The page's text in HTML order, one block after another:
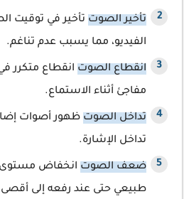
تأخير الصوت تأخير في توقيت
الفيديو، مما يسبب عدم تناغم.
انقطاع الصوت انقطاع متكرر
مفاجئ أثناء الاستماع.
تداخل الصوت ظهور أصوات
تداخل الإشارة.
ضعف الصوت انخفاض
طبيعي حتى عند رفعه إلى